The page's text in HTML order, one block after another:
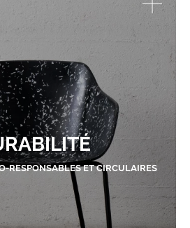
RESPONSABLES ET CIRCULAIRES